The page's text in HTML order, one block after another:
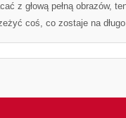
z głową pełną obrazów,
coś, co zostaje na